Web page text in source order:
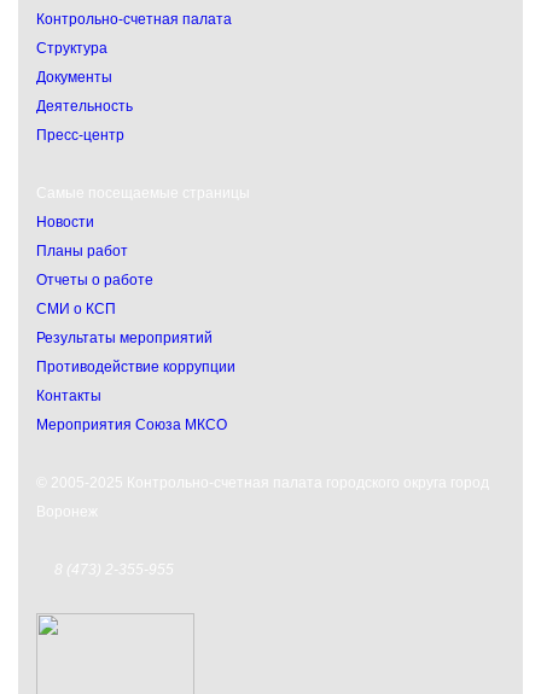
Контрольно-счетная палата
Структура
Документы
Деятельность
Пресс-центр
Самые посещаемые страницы
Новости
Планы работ
Отчеты о работе
СМИ о КСП
Результаты мероприятий
Противодействие коррупции
Контакты
Мероприятия Союза МКСО
© 2005-2025 Контрольно-счетная палата городского округа город
Воронеж
8 (473) 2-355-955